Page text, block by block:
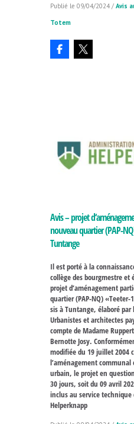
09/04/2024/ Avis
Totem
Avis – projet
nouveau quartier (PAP-
Tuntange
Il est porté à la
collège des bourgmestre et
projet d‘aménagement
quartier (PAP-NQ)
sis à Tuntange, élaboré par
Urbanistes et architectes
compte de Madame
Bernotte Josy.
modifiée du 19 juillet 2004
l’aménagement
urbain, le projet en
30 jours, soit du 09 avril
inclus au service
Helperknapp